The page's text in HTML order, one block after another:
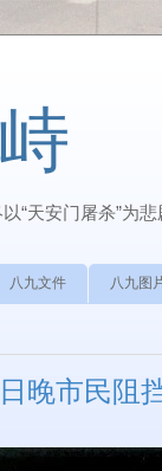
“天安门屠杀”为
八九文件 八九图
晚市民阻